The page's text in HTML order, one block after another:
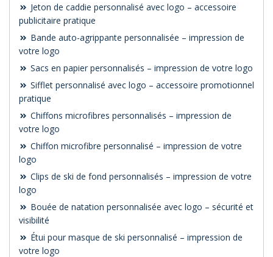
Jeton de caddie personnalisé avec logo – accessoire
publicitaire pratique
Bande auto-agrippante personnalisée – impression de
votre logo
Sacs en papier personnalisés – impression de votre logo
Sifflet personnalisé avec logo – accessoire promotionnel
pratique
Chiffons microfibres personnalisés – impression de
votre logo
Chiffon microfibre personnalisé – impression de votre
logo
Clips de ski de fond personnalisés – impression de votre
logo
Bouée de natation personnalisée avec logo – sécurité et
visibilité
Étui pour masque de ski personnalisé – impression de
votre logo